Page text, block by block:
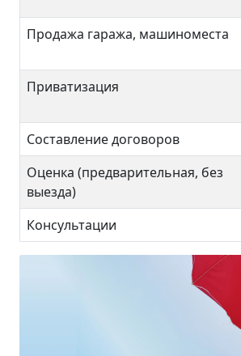
Продажа гаража, машиноместа
Приватизация
Составление договоров
Оценка (предварительная, без
выезда)
Консультации